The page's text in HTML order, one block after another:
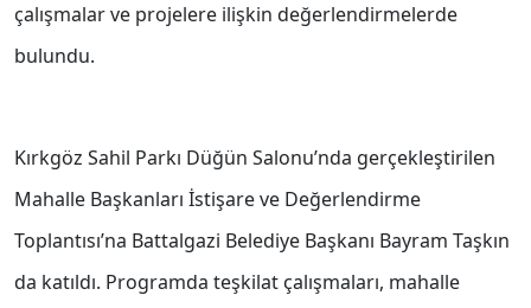
çalışmalar ve projelere ilişkin değerlendirmelerde
bulundu.
Kırkgöz Sahil Parkı Düğün Salonu’nda gerçekleştirilen
Mahalle Başkanları İstişare ve Değerlendirme
Toplantısı’na Battalgazi Belediye Başkanı Bayram Taşkın
da katıldı. Programda teşkilat çalışmaları, mahalle